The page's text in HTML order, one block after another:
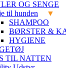
OG SENGE
til hunden
SHAMPOO
BØRSTER &
HYGIENE
TIL NATTEN